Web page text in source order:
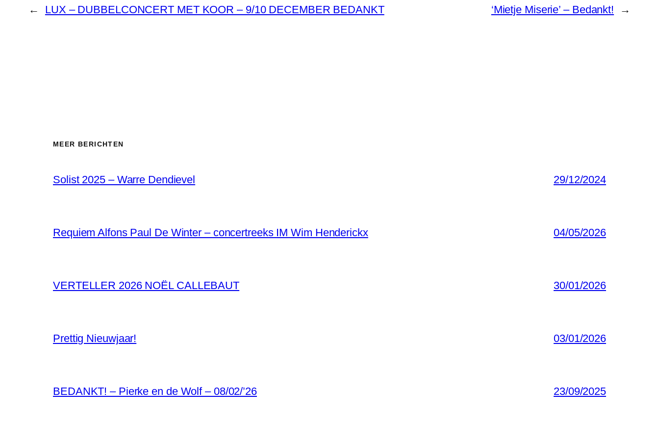
← LUX – DUBBELCONCERT MET KOOR – 9/10 DECEMBER BEDANKT ‘Mietje Miserie’ – Bedankt! →
MEER BERICHTEN
Solist 2025 – Warre Dendievel 29/12/2024
Requiem Alfons Paul De Winter – concertreeks IM Wim Henderickx 04/05/2026
VERTELLER 2026 NOËL CALLEBAUT 30/01/2026
Prettig Nieuwjaar! 03/01/2026
BEDANKT! – Pierke en de Wolf – 08/02/’26 23/09/2025